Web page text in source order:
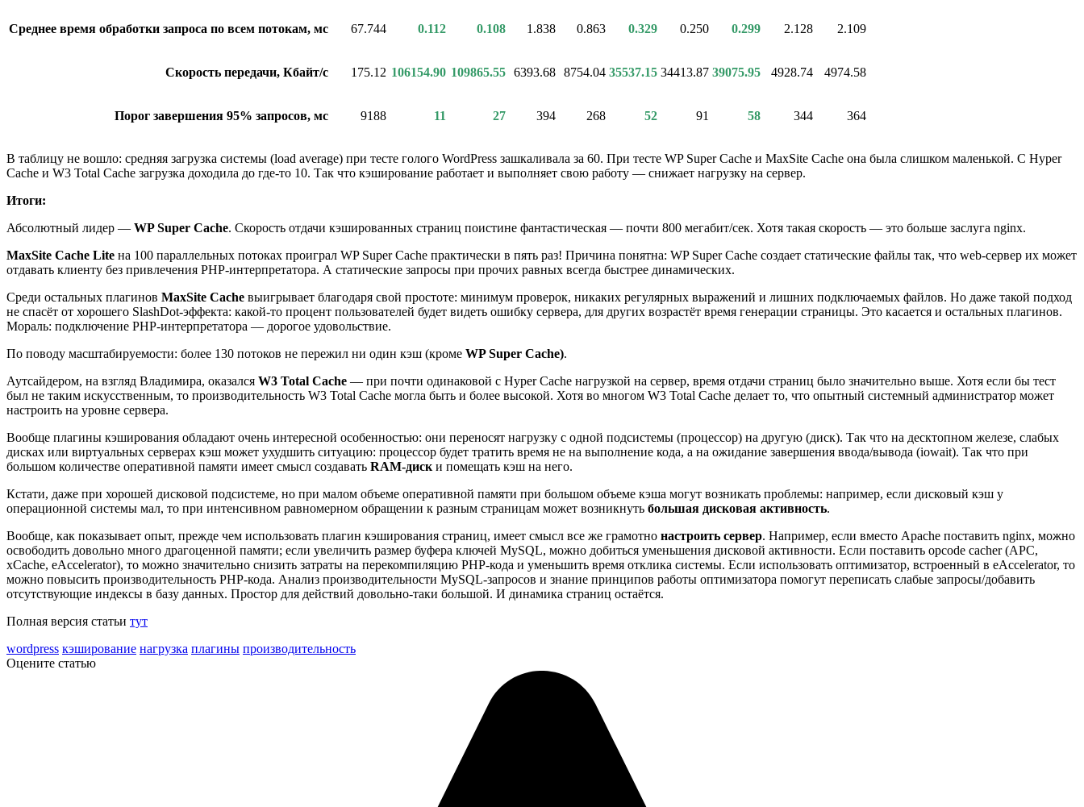
Среднее время обработки запроса по всем потокам, мс 67.744 0.112 0.108 1.838 0.863 0.329 0.250 0.299 2.128 2.109
Скорость передачи, Кбайт/с 175.12 106154.90 109865.55 6393.68 8754.04 35537.15 34413.87 39075.95 4928.74 4974.58
Порог завершения 95% запросов, мс 9188 11 27 394 268 52 91 58 344 364
В таблицу не вошло: средняя загрузка системы (load average) при тесте голого WordPress зашкаливала за 60. При тесте WP Super Cache и MaxSite Cache она была слишком маленькой. С Hyper
Cache и W3 Total Cache загрузка доходила до где-то 10. Так что кэширование работает и выполняет свою работу — снижает нагрузку на сервер.
Итоги:
Абсолютный лидер — WP Super Cache. Скорость отдачи кэшированных страниц поистине фантастическая — почти 800 мегабит/сек. Хотя такая скорость — это больше заслуга nginx.
MaxSite Cache Lite на 100 параллельных потоках проиграл WP Super Cache практически в пять раз! Причина понятна: WP Super Cache создает статические файлы так, что web-сервер их может
отдавать клиенту без привлечения PHP-интерпретатора. А статические запросы при прочих равных всегда быстрее динамических.
Среди остальных плагинов MaxSite Cache выигрывает благодаря свой простоте: минимум проверок, никаких регулярных выражений и лишних подключаемых файлов. Но даже такой подход
не спасёт от хорошего SlashDot-эффекта: какой-то процент пользователей будет видеть ошибку сервера, для других возрастёт время генерации страницы. Это касается и остальных плагинов.
Мораль: подключение PHP-интерпретатора — дорогое удовольствие.
По поводу масштабируемости: более 130 потоков не пережил ни один кэш (кроме WP Super Cache).
Аутсайдером, на взгляд Владимира, оказался W3 Total Cache — при почти одинаковой с Hyper Cache нагрузкой на сервер, время отдачи страниц было значительно выше. Хотя если бы тест
был не таким искусственным, то производительность W3 Total Cache могла быть и более высокой. Хотя во многом W3 Total Cache делает то, что опытный системный администратор может
настроить на уровне сервера.
Вообще плагины кэширования обладают очень интересной особенностью: они переносят нагрузку с одной подсистемы (процессор) на другую (диск). Так что на десктопном железе, слабых
дисках или виртуальных серверах кэш может ухудшить ситуацию: процессор будет тратить время не на выполнение кода, а на ожидание завершения ввода/вывода (iowait). Так что при
большом количестве оперативной памяти имеет смысл создавать RAM-диск и помещать кэш на него.
Кстати, даже при хорошей дисковой подсистеме, но при малом объеме оперативной памяти при большом объеме кэша могут возникать проблемы: например, если дисковый кэш у
операционной системы мал, то при интенсивном равномерном обращении к разным страницам может возникнуть большая дисковая активность.
Вообще, как показывает опыт, прежде чем использовать плагин кэширования страниц, имеет смысл все же грамотно настроить сервер. Например, если вместо Apache поставить nginx, можно
освободить довольно много драгоценной памяти; если увеличить размер буфера ключей MySQL, можно добиться уменьшения дисковой активности. Если поставить opcode cacher (APC,
xCache, eAccelerator), то можно значительно снизить затраты на перекомпиляцию PHP-кода и уменьшить время отклика системы. Если использовать оптимизатор, встроенный в eAccelerator, то
можно повысить производительность PHP-кода. Анализ производительности MySQL-запросов и знание принципов работы оптимизатора помогут переписать слабые запросы/добавить
отсутствующие индексы в базу данных. Простор для действий довольно-таки большой. И динамика страниц остаётся.
Полная версия статьи тут
wordpress кэширование нагрузка плагины производительность
Оцените статью